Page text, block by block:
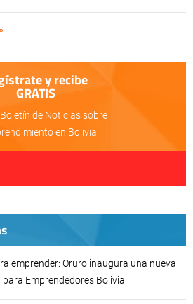
y recibe
GRATIS
de Noticias sobre
en Bolivia!
emprender: Oruro inaugura una nueva
Emprendedores Bolivia